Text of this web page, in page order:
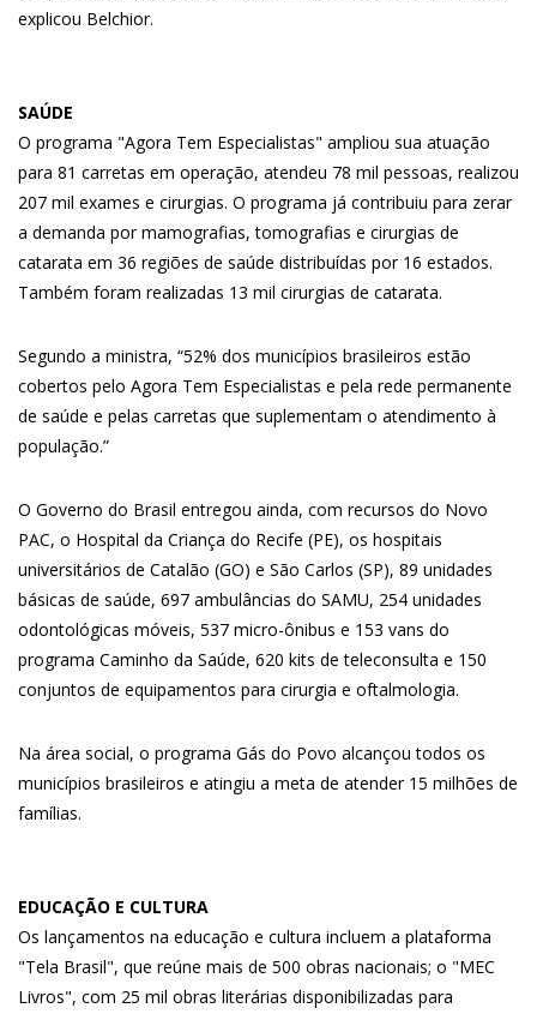
explicou Belchior.
SAÚDE
O programa "Agora Tem Especialistas" ampliou sua atuação
para 81 carretas em operação, atendeu 78 mil pessoas, realizou
207 mil exames e cirurgias. O programa já contribuiu para zerar
a demanda por mamografias, tomografias e cirurgias de
catarata em 36 regiões de saúde distribuídas por 16 estados.
Também foram realizadas 13 mil cirurgias de catarata.
Segundo a ministra, “52% dos municípios brasileiros estão
cobertos pelo Agora Tem Especialistas e pela rede permanente
de saúde e pelas carretas que suplementam o atendimento à
população.”
O Governo do Brasil entregou ainda, com recursos do Novo
PAC, o Hospital da Criança do Recife (PE), os hospitais
universitários de Catalão (GO) e São Carlos (SP), 89 unidades
básicas de saúde, 697 ambulâncias do SAMU, 254 unidades
odontológicas móveis, 537 micro-ônibus e 153 vans do
programa Caminho da Saúde, 620 kits de teleconsulta e 150
conjuntos de equipamentos para cirurgia e oftalmologia.
Na área social, o programa Gás do Povo alcançou todos os
municípios brasileiros e atingiu a meta de atender 15 milhões de
famílias.
EDUCAÇÃO E CULTURA
Os lançamentos na educação e cultura incluem a plataforma
"Tela Brasil", que reúne mais de 500 obras nacionais; o "MEC
Livros", com 25 mil obras literárias disponibilizadas para